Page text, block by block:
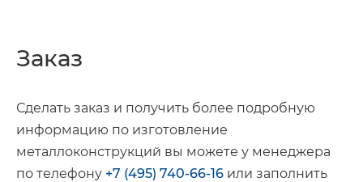
Заказ
Сделать заказ и получить более подробную
информацию по изготовление
металлоконструкций вы можете у менеджера
по телефону +7 (495) 740-66-16 или заполнить